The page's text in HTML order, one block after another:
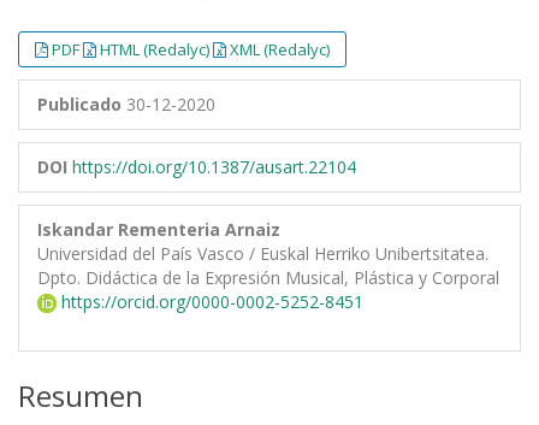
PDF HTML (Redalyc) XML (Redalyc)
Publicado 30-12-2020
DOI https://doi.org/10.1387/ausart.22104
Iskandar Rementeria Arnaiz
Universidad del País Vasco / Euskal Herriko Unibertsitatea.
Dpto. Didáctica de la Expresión Musical, Plástica y Corporal
https://orcid.org/0000-0002-5252-8451
Resumen